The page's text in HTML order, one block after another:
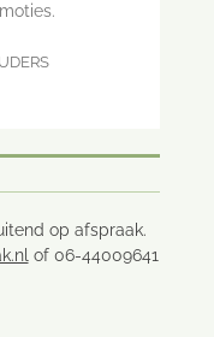
op afspraak.
of 06-44009641